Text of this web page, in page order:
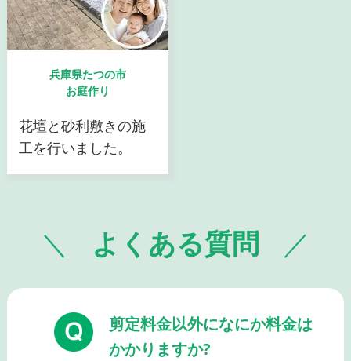
兵庫県たつの市
お庭作り
花壇と砂利敷きの施
工を行いました。
よくある質問
剪定料金以外になにか料金は
かかりますか?